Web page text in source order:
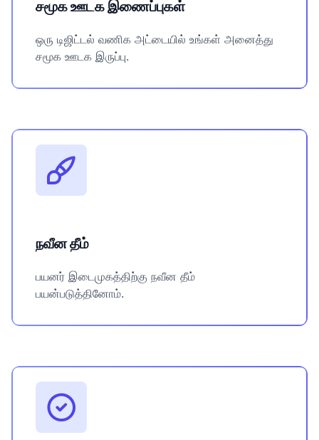
சமூக ஊடக இணைப்புகள்
ஒரு டிஜிட்டல் வணிக அட்டையில் உங்கள் அனைத்து
சமூக ஊடக இருப்பு.
நவீன தீம்
பயனர் இடைமுகத்திற்கு நவீன தீம்
பயன்படுத்தினோம்.